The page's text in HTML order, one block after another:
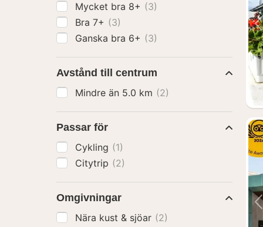
Mycket bra 8+ (3)
Bra 7+ (3)
Ganska bra 6+ (3)
Avstånd till centrum
Mindre än 5.0 km (2)
Passar för
Cykling (1)
Citytrip (2)
Omgivningar
Nära kust & sjöar (2)